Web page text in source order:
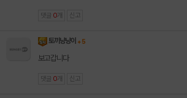
댓글 0 개 신고
토끼냥냥이 + 5
보고갑니다
댓글 0 개 신고